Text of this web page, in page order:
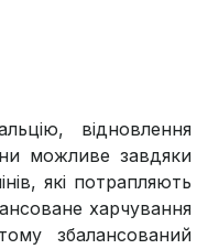
відновлення
можливе завдяки
які потрапляють
харчування
збалансований